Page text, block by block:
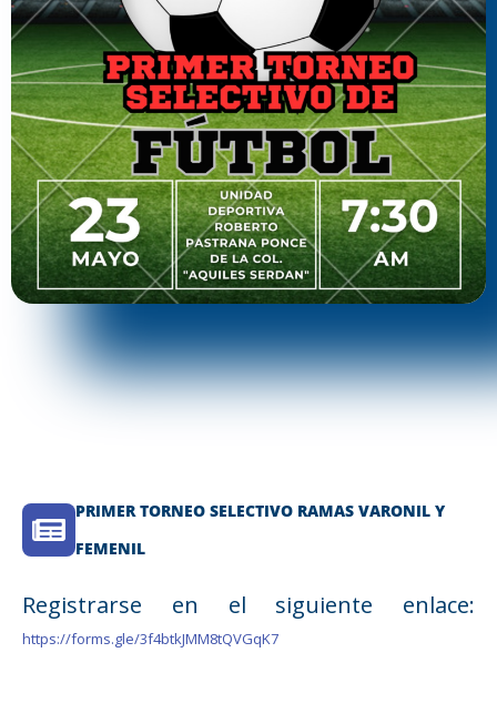
PRIMER TORNEO SELECTIVO RAMAS VARONIL Y
FEMENIL
Registrarse en el siguiente enlace:
https://forms.gle/3f4btkJMM8tQVGqK7